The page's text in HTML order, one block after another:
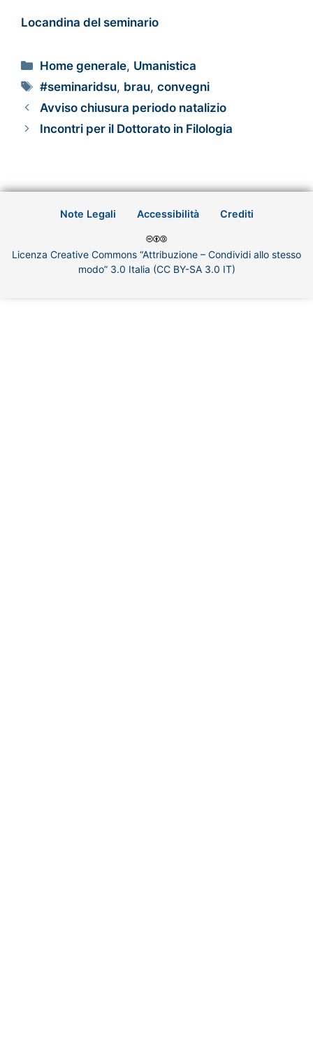
Locandina del seminario
Home generale, Umanistica
#seminaridsu, brau,convegni
Avviso chiusura periodo natalizio
Incontri per il Dottorato in Filologia
Note Legali Accessibilità Crediti
Licenza Creative Commons “Attribuzione – Condividi allo stesso
modo” 3.0 Italia (CC BY-SA 3.0 IT)